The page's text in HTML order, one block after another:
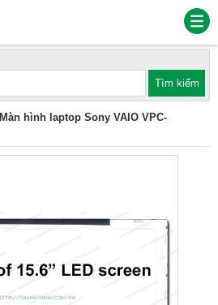
Màn hình laptop Sony VAIO VPC-